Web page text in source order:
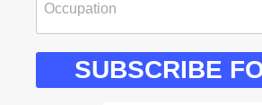
SUBSCRIBE